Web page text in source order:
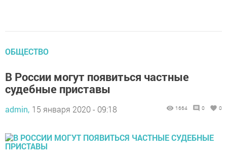
ОБЩЕСТВО
В России могут появиться частные
судебные приставы
admin, 15 января 2020 - 09:18 1664 0 0